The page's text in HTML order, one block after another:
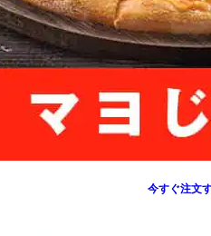
今すぐ注文